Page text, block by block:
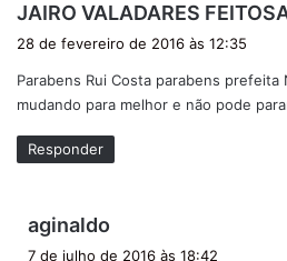
JAIRO VALADARES
28 de fevereiro de 2016 às 12:35
Parabens Rui Costa parabens prefeita
mudando para melhor e não pode
Responder
aginaldo
7 de julho de 2016 às 18:42